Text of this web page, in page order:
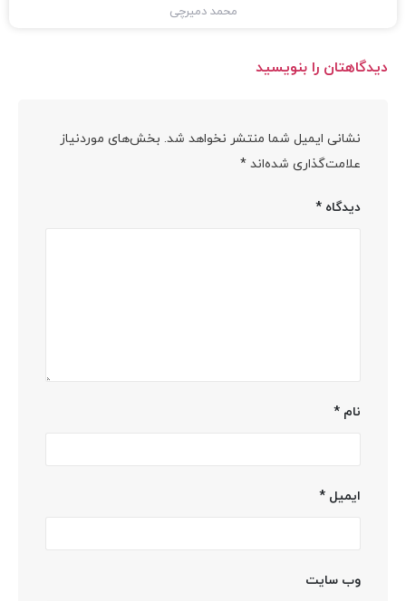
محمد دمیرچی
دیدگاهتان را بنویسید
نشانی ایمیل شما منتشر نخواهد شد. بخش‌های موردنیاز
علامت‌گذاری شده‌اند *
دیدگاه *
نام *
ایمیل *
وب‌ سایت